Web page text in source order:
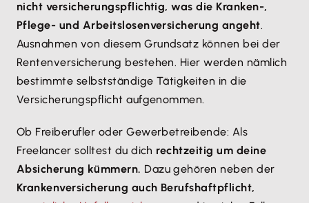
auf Basis einesDienstvertrags(Bereitstellung der
Arbeitsleitung).
Wichtig: Freelancer haben meistschwankende
Einkünfte. Das erfordert einaktives
Finanzmanagement.Spezielle Geschäftskonten und
und Ausgaben im Blick zu behalten.
nicht versicherungspflichtig, was die Kranken-,
Pflege- und Arbeitslosenversicherung angeht.
Ausnahmen von diesem Grundsatz können bei der
Rentenversicherung bestehen. Hier werden nämlich
bestimmte selbstständige Tätigkeiten in die
Versicherungspflicht aufgenommen.
Ob Freiberufler oder Gewerbetreibende: Als
Freelancer solltest du dich rechtzeitig um deine
Absicherung kümmern. Dazu gehören neben der
Krankenversicherung auch Berufshaftpflicht,